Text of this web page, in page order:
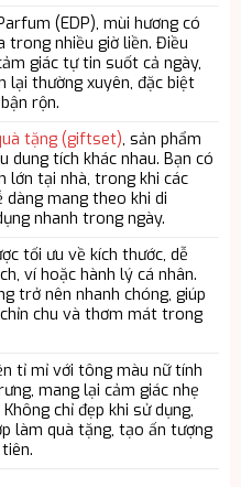
(EDP), mùi hương có
trong nhiều giờ liền. Điều
giác tự tin suốt cả ngày,
lại thường xuyên, đặc biệt
rộn.
tặng (giftset), sản phẩm
dung tích khác nhau. Bạn có
lớn tại nhà, trong khi các
dàng mang theo khi di
nhanh trong ngày.
tối ưu về kích thước, dễ
ví hoặc hành lý cá nhân.
trở nên nhanh chóng, giúp
chu và thơm mát trong
tỉ mỉ với tông màu nữ tính
mang lại cảm giác nhẹ
chỉ đẹp khi sử dụng,
làm quà tặng, tạo ấn tượng